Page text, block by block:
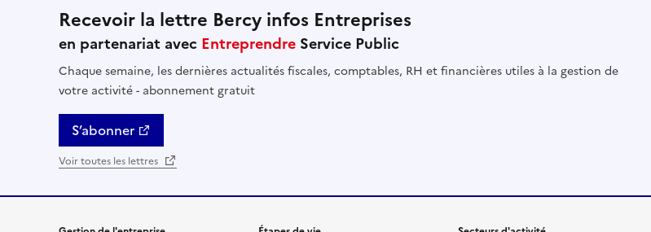
Recevoir la lettre Bercy infos Entreprises
en partenariat avec Entreprendre Service Public
Chaque semaine, les dernières actualités fiscales, comptables, RH et financières utiles à la gestion de
votre activité - abonnement gratuit
S’abonner
Voir toutes les lettres